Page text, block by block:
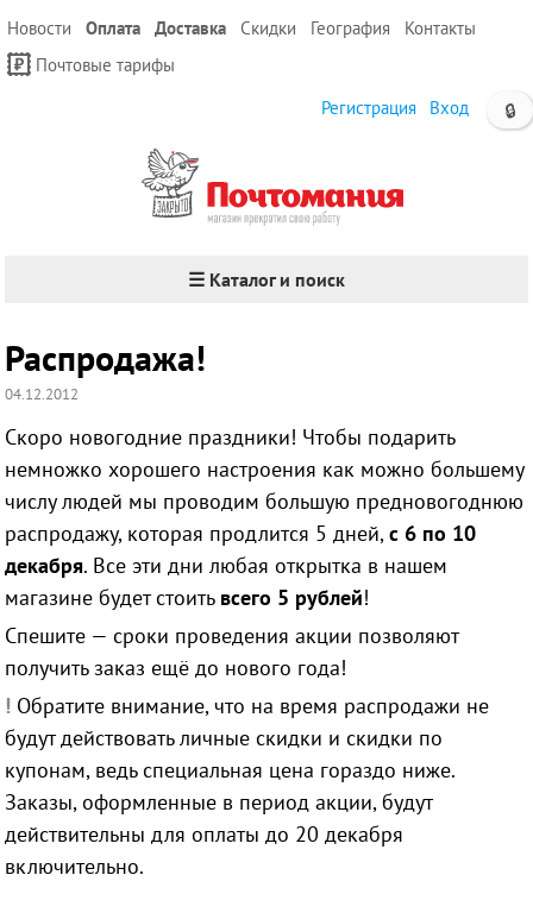
Новости Оплата Доставка Скидки География
Контакты
Почтовые тарифы
🔒
Регистрация Вход
☰ Каталог и поиск
Распродажа!
04.12.2012
Скоро новогодние праздники! Чтобы подарить
немножко хорошего настроения как можно большему
числу людей мы проводим большую предновогоднюю
распродажу, которая продлится 5 дней,с 6 по 10
декабря. Все эти дни любая открытка в нашем
магазине будет стоить всего 5 рублей!
Спешите — сроки проведения акции позволяют
получить заказ ещё до нового года!
! Обратите внимание, что на время распродажи не
будут действовать личные скидки и скидки по
купонам, ведь специальная цена гораздо ниже.
Заказы, оформленные в период акции, будут
действительны для оплаты до 20 декабря
включительно.